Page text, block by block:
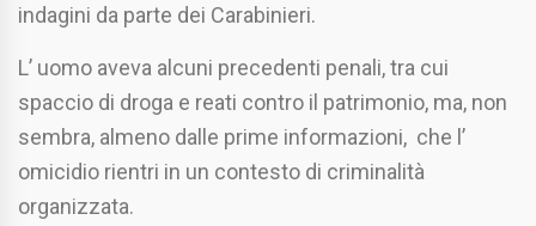
indagini da parte dei Carabinieri.
L’ uomo aveva alcuni precedenti penali, tra cui
spaccio di droga e reati contro il patrimonio, ma, non
sembra, almeno dalle prime informazioni, che l’
omicidio rientri in un contesto di criminalità
organizzata.